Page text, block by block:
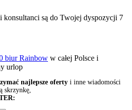
konsultanci są do Twojej dyspozycji 7
biur Rainbow w całej Polsce i
urlop
najlepsze oferty i inne wiadomości
skrzynkę,